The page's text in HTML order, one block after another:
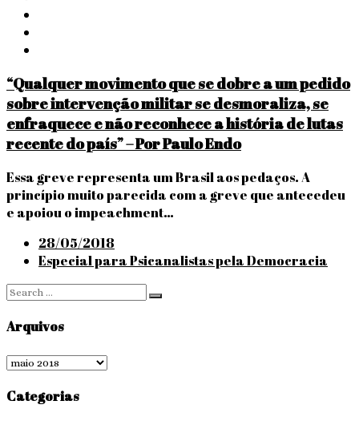
“Qualquer movimento que se dobre a um pedido
sobre intervenção militar se desmoraliza, se
enfraquece e não reconhece a história de lutas
recente do país” – Por Paulo Endo
Essa greve representa um Brasil aos pedaços. A
princípio muito parecida com a greve que antecedeu
e apoiou o impeachment…
Posted
on
28/05/2018
Especial para Psicanalistas pela Democracia
Search
Search
Arquivos
Arquivos
Categorias